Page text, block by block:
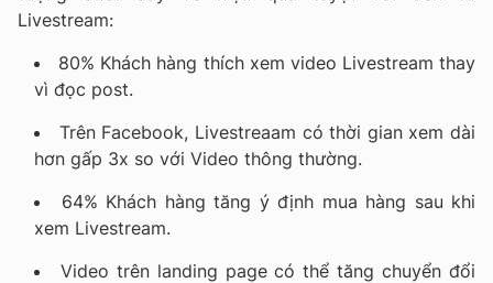
Livestream:
80% Khách hàng thích xem video Livestream thay
vì đọc post.
Trên Facebook, Livestreaam có thời gian xem dài
hơn gấp 3x so với Video thông thường.
64% Khách hàng tăng ý định mua hàng sau khi
xem Livestream.
Video trên landing page có thể tăng chuyển đổi